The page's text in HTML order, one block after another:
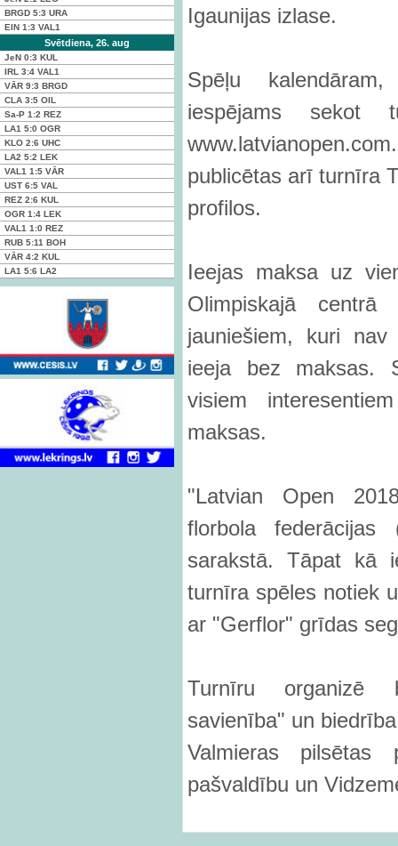
BRGD 5:3 URA
EIN 1:3 VAL1
Svētdiena, 26. aug
JeN 0:3 KUL
IRL 3:4 VAL1
VĀR 9:3 BRGD
CLA 3:5 OIL
Sa-P 1:2 REZ
LA1 5:0 OGR
KLO 2:6 UHC
LA2 5:2 LEK
VAL1 1:5 VĀR
UST 6:5 VAL
REZ 2:6 KUL
OGR 1:4 LEK
VAL1 1:0 REZ
RUB 5:11 BOH
VĀR 4:2 KUL
LA1 5:6 LA2
Igaunijas izlase.
Spēļu
iespējams sekot
publicētas arī turnīra
profilos.
Ieejas maksa uz
Olimpiskajā
jauniešiem, kuri
ieeja bez maksas.
visiem
maksas.
"Latvian Open
florbola
sarakstā. Tāpat kā
turnīra spēles notiek
ar "Gerflor" grīdas
Turnīru organizē
savienība" un
Valmieras pilsētas
pašvaldību un